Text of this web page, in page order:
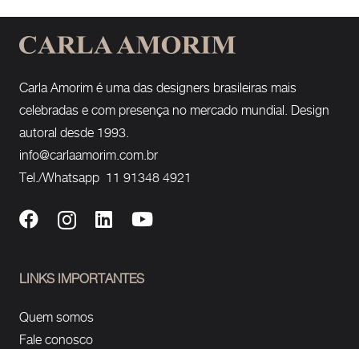
Carla Amorim é uma das designers brasileiras mais
celebradas e com presença no mercado mundial. Design
autoral desde 1993.
info@carlaamorim.com.br
Tel./Whatsapp 11 91348 4921
LINKS IMPORTANTES
Quem somos
Fale conosco